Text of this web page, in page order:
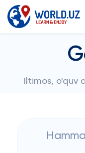
Iltimos, o'quv
Hamma